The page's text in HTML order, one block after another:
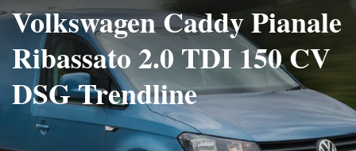
Volkswagen Caddy Pianale
Ribassato 2.0 TDI 150 CV
DSG Trendline